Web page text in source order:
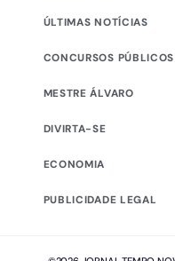
ÚLTIMAS NOTÍCIAS
CONCURSOS PÚBLICOS
MESTRE ÁLVARO
DIVIRTA-SE
ECONOMIA
PUBLICIDADE LEGAL